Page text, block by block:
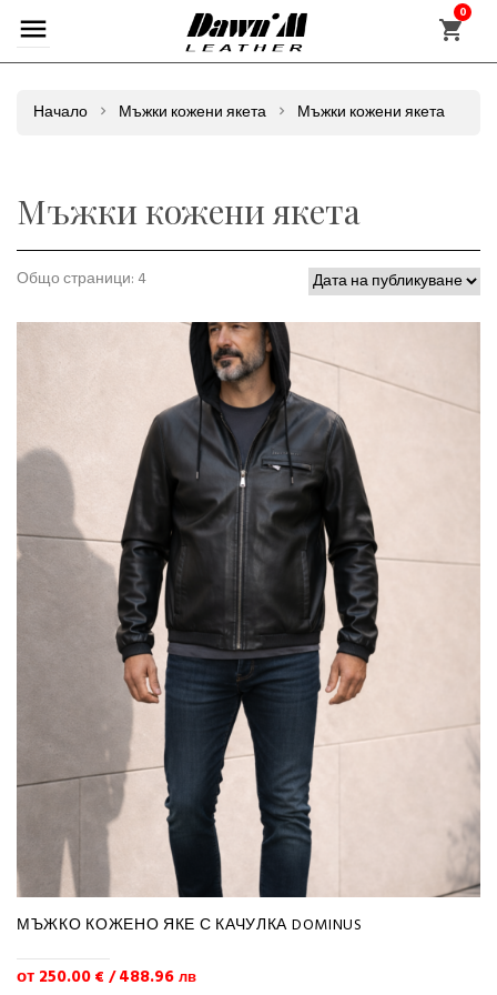
0
Начало Мъжки кожени якета Мъжки кожени якета
Мъжки кожени якета
Общо страници: 4
МЪЖКО КОЖЕНО ЯКЕ С КАЧУЛКА DOMINUS
от 250.00€ /488.96лв